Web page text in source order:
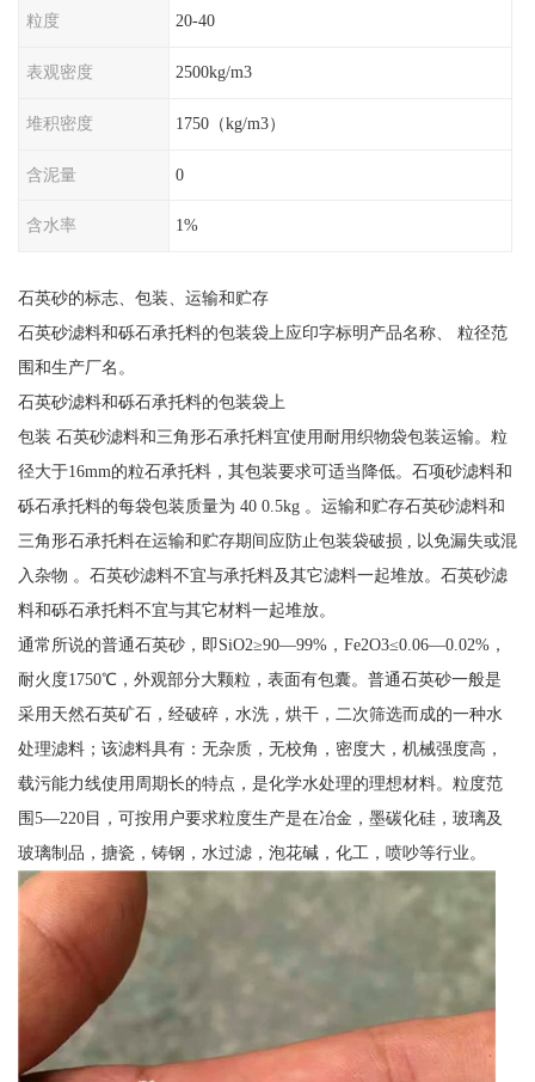
粒度 20-40
表观密度 2500kg/m3
堆积密度 1750（kg/m3）
含泥量 0
含水率 1%
石英砂的标志、包装、运输和贮存
石英砂滤料和砾石承托料的包装袋上应印字标明产品名称、 粒径范
围和生产厂名。
石英砂滤料和砾石承托料的包装袋上
包装 石英砂滤料和三角形石承托料宜使用耐用织物袋包装运输。粒
径大于16mm的粒石承托料，其包装要求可适当降低。石项砂滤料和
砾石承托料的每袋包装质量为 40 0.5kg 。运输和贮存石英砂滤料和
三角形石承托料在运输和贮存期间应防止包装袋破损 , 以免漏失或混
入杂物 。石英砂滤料不宜与承托料及其它滤料一起堆放。石英砂滤
料和砾石承托料不宜与其它材料一起堆放。
通常所说的普通石英砂，即SiO2≥90—99%，Fe2O3≤0.06—0.02%，
耐火度1750℃，外观部分大颗粒，表面有包囊。普通石英砂一般是
采用天然石英矿石，经破碎，水洗，烘干，二次筛选而成的一种水
处理滤料；该滤料具有：无杂质，无校角，密度大，机械强度高，
载污能力线使用周期长的特点，是化学水处理的理想材料。粒度范
围5—220目，可按用户要求粒度生产是在冶金，墨碳化硅，玻璃及
玻璃制品，搪瓷，铸钢，水过滤，泡花碱，化工，喷吵等行业。